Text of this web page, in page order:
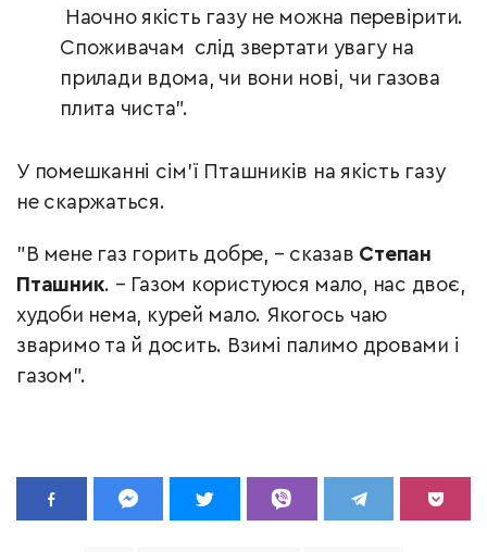
Наочно якість газу не можна перевірити.
Споживачам слід звертати увагу на
прилади вдома, чи вони нові, чи газова
плита чиста".
У помешканні сім'ї Пташників на якість газу
не скаржаться.
"В мене газ горить добре, – сказав Степан
Пташник. – Газом користуюся мало, нас двоє,
худоби нема, курей мало. Якогось чаю
зваримо та й досить. Взимі палимо дровами і
газом".